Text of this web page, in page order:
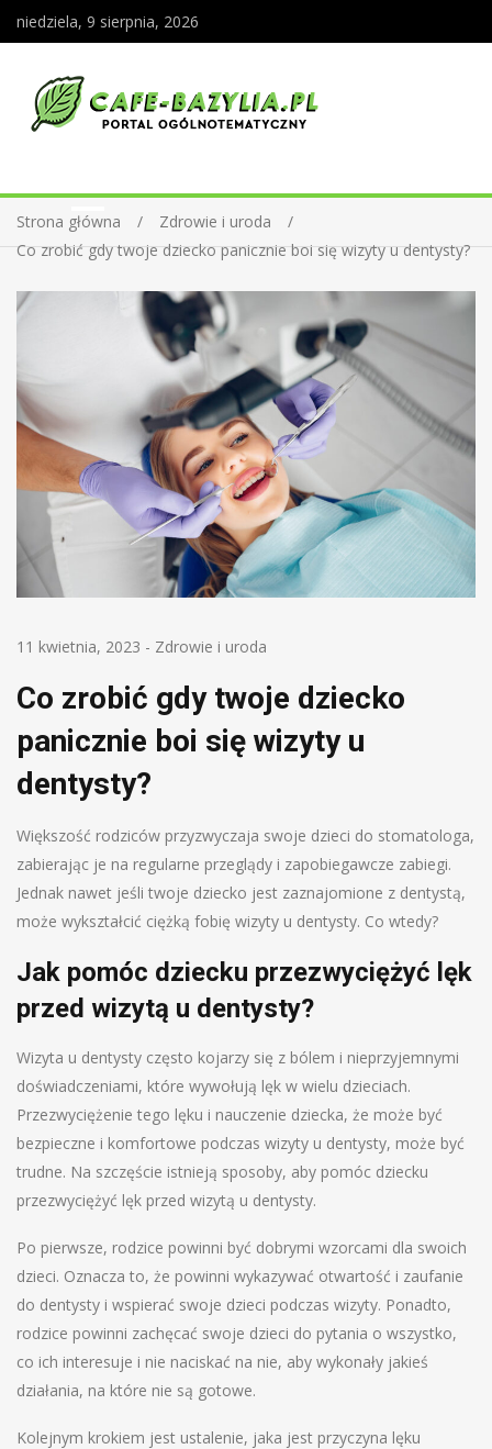
niedziela, 9 sierpnia, 2026
Strona główna
Zdrowie i uroda
Co zrobić gdy twoje dziecko panicznie boi się wizyty u dentysty?
11 kwietnia, 2023 - Zdrowie i uroda
Co zrobić gdy twoje dziecko
panicznie boi się wizyty u
dentysty?
Większość rodziców przyzwyczaja swoje dzieci do stomatologa,
zabierając je na regularne przeglądy i zapobiegawcze zabiegi.
Jednak nawet jeśli twoje dziecko jest zaznajomione z dentystą,
może wykształcić ciężką fobię wizyty u dentysty. Co wtedy?
Jak pomóc dziecku przezwyciężyć lęk
przed wizytą u dentysty?
Wizyta u dentysty często kojarzy się z bólem i nieprzyjemnymi
doświadczeniami, które wywołują lęk w wielu dzieciach.
Przezwyciężenie tego lęku i nauczenie dziecka, że może być
bezpieczne i komfortowe podczas wizyty u dentysty, może być
trudne. Na szczęście istnieją sposoby, aby pomóc dziecku
przezwyciężyć lęk przed wizytą u dentysty.
Po pierwsze, rodzice powinni być dobrymi wzorcami dla swoich
dzieci. Oznacza to, że powinni wykazywać otwartość i zaufanie
do dentysty i wspierać swoje dzieci podczas wizyty. Ponadto,
rodzice powinni zachęcać swoje dzieci do pytania o wszystko,
co ich interesuje i nie naciskać na nie, aby wykonały jakieś
działania, na które nie są gotowe.
Kolejnym krokiem jest ustalenie, jaka jest przyczyna lęku